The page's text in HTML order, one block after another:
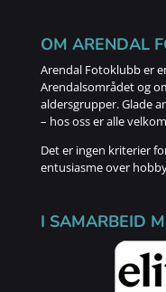
OM ARENDAL
Arendal Fotoklubb er
Arendalsområdet og
aldersgrupper. Glade
– hos oss er alle
Det er ingen kriterier
entusiasme over
I SAMARBEID